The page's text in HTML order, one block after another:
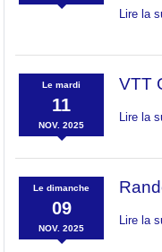
Lire la
Lemardi
11
NOV. 2025
VTT
Lire la
Ledimanche
09
NOV. 2025
Lire la